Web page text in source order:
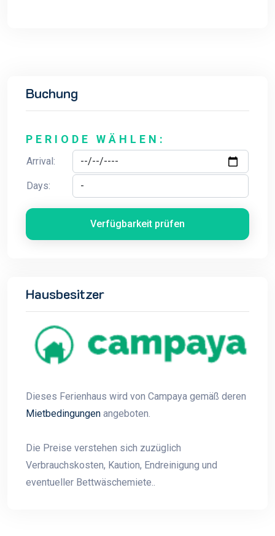
Buchung
PERIODE WÄHLEN:
Arrival:
Days:
Verfügbarkeit prüfen
Hausbesitzer
Dieses Ferienhaus wird von Campaya gemäß deren
Mietbedingungen angeboten.
Die Preise verstehen sich zuzüglich
Verbrauchskosten, Kaution, Endreinigung und
eventueller Bettwäschemiete..